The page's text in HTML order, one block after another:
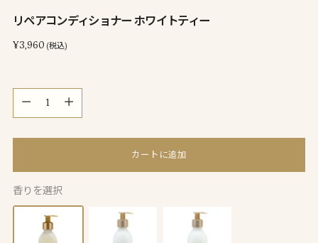
リペアコンディショナー ホワイトティー
通
¥3,960 (税込)
量
カートに追加
香りを選択